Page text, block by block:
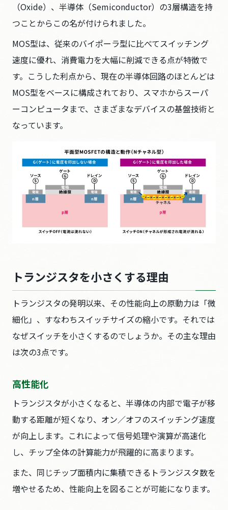
（Oxide）、半導体（Semiconductor）の3層構造を持
つことからこの名が付けられました。
MOS型は、従来のバイポーラ型に比べてスイッチング
速度に優れ、消費電力を大幅に削減できる点が特徴で
す。こうした利点から、現在の半導体回路のほとんどは
MOS型をベースに構成されており、スマホからスーパ
ーコンピュータまで、さまざまなデバイスの基盤技術と
なっています。
トランジスタを小さくする理由
トランジスタの発明以来、その性能向上の原動力は「微
細化」、すなわちスイッチサイズの縮小です。それでは
なぜスイッチを小さくするのでしょうか。その主な理由
は次の3点です。
高性能化
トランジスタが小さくなると、半導体の内部で電子が移
動する距離が短くなり、オン／オフのスイッチング速度
が向上します。これによって信号処理や演算が高速化
し、チップ全体の計算能力が飛躍的に高まります。
また、同じチップ面積内に集積できるトランジスタ数を
増やせるため、性能向上を図ることが可能になります。